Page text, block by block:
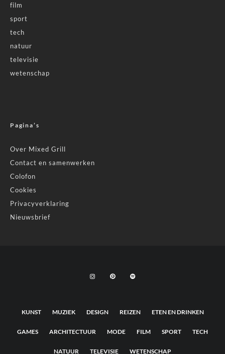
film
sport
tech
natuur
televisie
wetenschap
Pagina’s
Over Mixed Grill
Contact en samenwerken
Colofon
Cookies
Privacyverklaring
Nieuwsbrief
KUNST MUZIEK DESIGN REIZEN ETEN EN DRINKEN
GAMES ARCHITECTUUR MODE FILM SPORT TECH
NATUUR TELEVISIE WETENSCHAP